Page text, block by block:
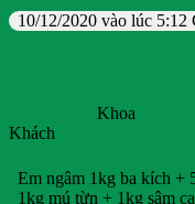
10/12/2020 vào lúc 5:12
Khoa
Khách
Em ngâm 1kg ba kích +
1kg mú từn + 1kg sâm